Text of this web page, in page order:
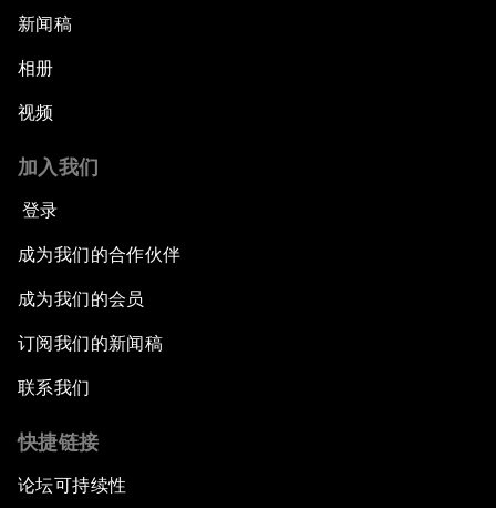
新闻稿
相册
视频
加入我们
登录
成为我们的合作伙伴
成为我们的会员
订阅我们的新闻稿
联系我们
快捷链接
论坛可持续性